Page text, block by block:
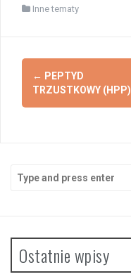
Inne tematy
Post
navigation
← PEPTYD
TRZUSTKOWY (HPP)
Search
for:
Ostatnie wpisy